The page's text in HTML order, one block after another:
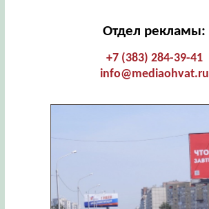
Отдел рекламы:
+7 (383) 284-39-41
info@mediaohvat.ru